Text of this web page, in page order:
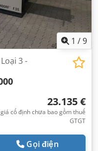
1 /9
3 -
23.135 €
giá cố định chưa bao gồm thuế
GTGT
Gọi điện